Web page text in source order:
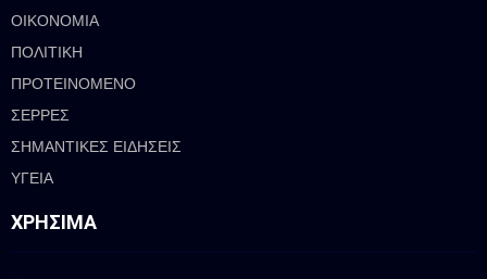
ΟΙΚΟΝΟΜΙΑ
ΠΟΛΙΤΙΚΗ
ΠΡΟΤΕΙΝΟΜΕΝΟ
ΣΕΡΡΕΣ
ΣΗΜΑΝΤΙΚΕΣ ΕΙΔΗΣΕΙΣ
ΥΓΕΙΑ
ΧΡΉΣΙΜΑ